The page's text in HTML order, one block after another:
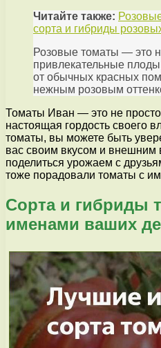
Читайте также:
сорта и гибриды
Розовые томаты — это
привлекательные
от обычных красных
нежным розовым
Томаты Иван — это не просто
настоящая гордость своего
томаты, вы можете быть
вас своим вкусом и внешним
поделиться урожаем с
тоже порадовали томаты с
Сорта и гибриды
именами ваших